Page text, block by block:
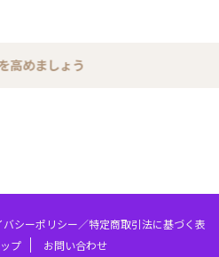
ましょう
バシーポリシー／特定商取引法に基づく表
プ お問い合わせ